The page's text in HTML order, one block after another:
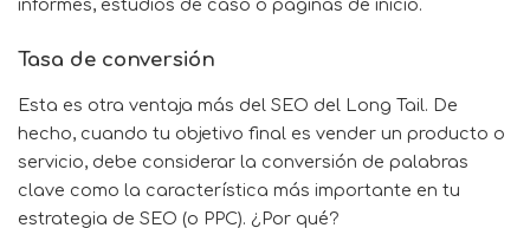
informes, estudios de caso o páginas de inicio.
Tasa de conversión
Esta es otra ventaja más del SEO del Long Tail. De
hecho, cuando tu objetivo final es vender un producto o
servicio, debe considerar la conversión de palabras
clave como la característica más importante en tu
estrategia de SEO (o PPC). ¿Por qué?